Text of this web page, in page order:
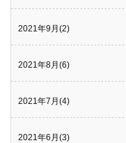
2021年9月(2)
2021年8月(6)
2021年7月(4)
2021年6月(3)